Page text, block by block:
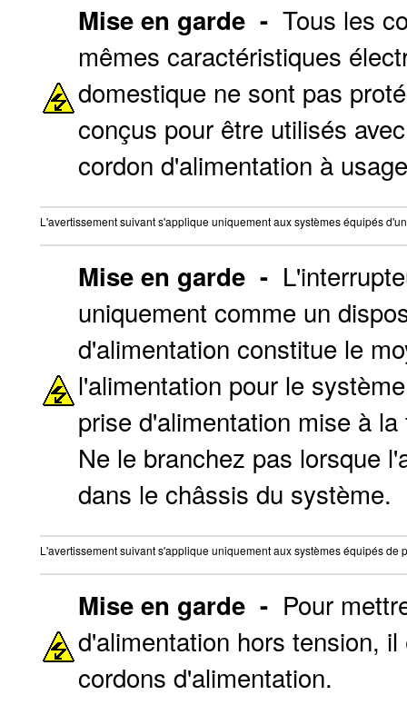
Mise en garde - Tous les
mêmes caractéristiques
domestique ne sont pas
conçus pour être utilisés
cordon d'alimentation à
L'avertissement suivant s'applique uniquement aux systèmes équipés
Mise en garde -
uniquement comme un
d'alimentation constitue le
l'alimentation pour le
prise d'alimentation mise à
Ne le branchez pas lorsque
dans le châssis du système.
L'avertissement suivant s'applique uniquement aux systèmes équipés de
Mise en garde - Pour
d'alimentation hors tension,
cordons d'alimentation.